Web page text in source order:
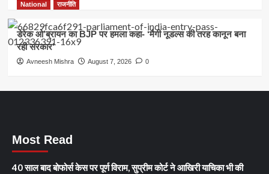
National
राजनीति
डेरेक ओ’ब्रायन का BJP पर हमला कहा- ‘मैगी नूडल्स की तरह कानून बना
रही सरकार’
Avneesh Mishra August 7, 2026 0
Most Read
40 साल बाद बोफोर्स केस पर पूर्ण विराम, सुप्रीम कोर्ट ने आखिरी याचिका भी की